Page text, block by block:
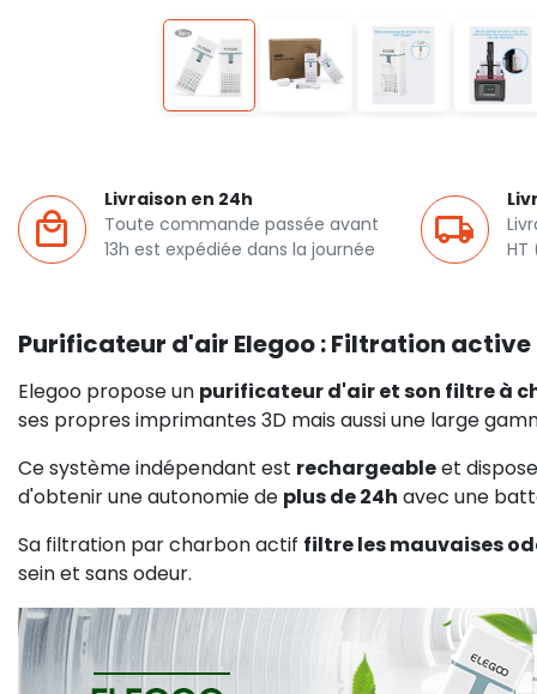
Livraison en 24h
Toute commande passée avant
13h est expédiée dans la journée
HT
Purificateur d'air Elegoo : Filtration
Elegoo propose un purificateur d'air et son filtre à
ses propres imprimantes 3D mais aussi une large
Ce système indépendant est rechargeableet
d'obtenir une autonomie de plus de 24h avec une
Sa filtration par charbon actif filtre les mauvaises
sein et sans odeur.